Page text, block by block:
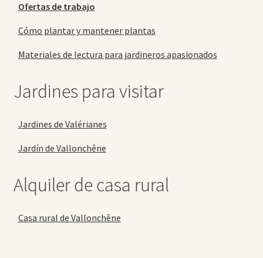
Ofertas de trabajo
Cómo plantar y mantener plantas
Materiales de lectura para jardineros apasionados
Jardines para visitar
Jardines de Valérianes
Jardín de Vallonchêne
Alquiler de casa rural
Casa rural de Vallonchêne